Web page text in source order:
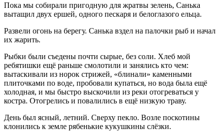
Пока мы собирали пригодную для жратвы зелень, Санька
вытащил двух ершей, одного пескаря и белоглазого ельца.
Развели огонь на берегу. Санька вздел на палочки рыб и начал
их жарить.
Рыбки были съедены почти сырые, без соли. Хлеб мой
ребятишки ещё раньше смолотили и занялись кто чем:
вытаскивали из норок стрижей, «блинали» каменными
плиточками по воде, пробовали купаться, но вода была ещё
холодная, и мы быстро выскочили из реки отогреваться у
костра. Отогрелись и повалились в ещё низкую траву.
День был ясный, летний. Сверху пекло. Возле поскотины
клонились к земле рябенькие кукушкины слёзки.